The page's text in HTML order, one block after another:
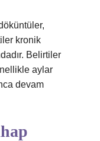
kronik
Belirtiler
aylar
devam